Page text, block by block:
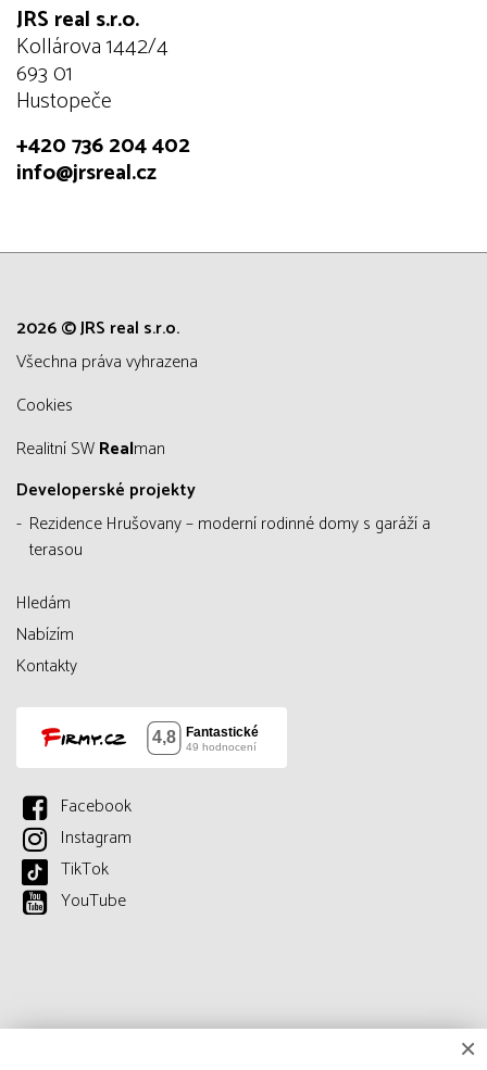
JRS real s.r.o.
Kollárova 1442/4
693 01
Hustopeče
+420 736 204 402
info@jrsreal.cz
2026 © JRS real s.r.o.
všechna práva vyhrazena
Cookies
Realitní SWRealman
Developerské projekty
Rezidence Hrušovany – moderní rodinné domy s garáží a
terasou
Hledám
Nabízím
Kontakty
Facebook
Instagram
TikTok
YouTube
×